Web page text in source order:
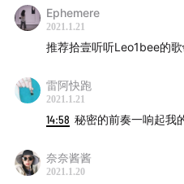
Ephemere
2021.1.21
推荐拾壹听听Leo1bee的
雷阿快跑
2021.1.21
14:58 秘密的前奏一响起我
奈奈酱酱
2021.1.20